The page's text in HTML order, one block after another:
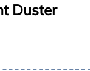
Duster